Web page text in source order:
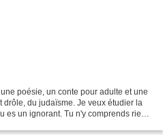
poésie, un conte pour adulte et une
du judaïsme. Je veux étudier la
es un ignorant. Tu n'y comprends rien.